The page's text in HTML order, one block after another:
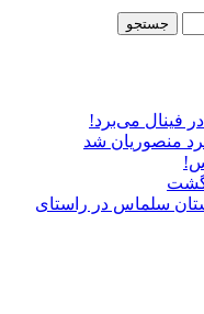
فینال می‌برد!
منصوریان شد
سلماس در راستای